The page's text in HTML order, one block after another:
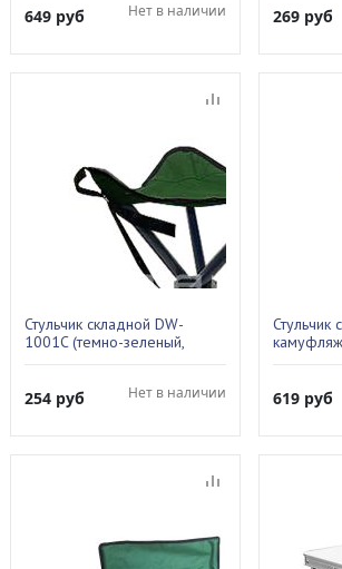
649 руб Нет в наличии 269 руб
Стульчик складной DW-
1001C (темно-зеленый,
254 руб Нет в наличии
Стульчик
619 руб